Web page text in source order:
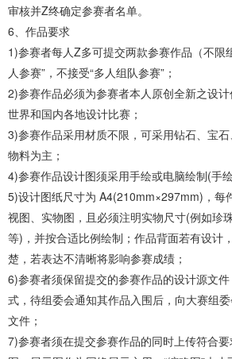
审核并Z终确定参赛者名单。
6、作品要求
1)参赛者每人Z多可提交两款参赛作品（不限
人参赛”，不接受“多人组队参赛”；
2)参赛作品必须为参赛者本人原创全新之设
世界和国内各地设计比赛；
3)参赛作品采用材质不限，可采用钻石、宝
物料为主；
4)参赛作品设计图须采用手绘或电脑绘制(手
5)设计图纸尺寸为 A4(210mm×297mm)，每
视图、实物图，且必须注明实物尺寸(例如珍
等)，并按合适比例绘制；作品背面若有设计
楚，若表达不清晰将影响参赛成绩；
6)参赛者须保留提交的参赛作品的设计源文
式，待组委会通知其作品入围后，向大赛组
文件；
7)参赛者须在提交参赛作品的同时上传符合